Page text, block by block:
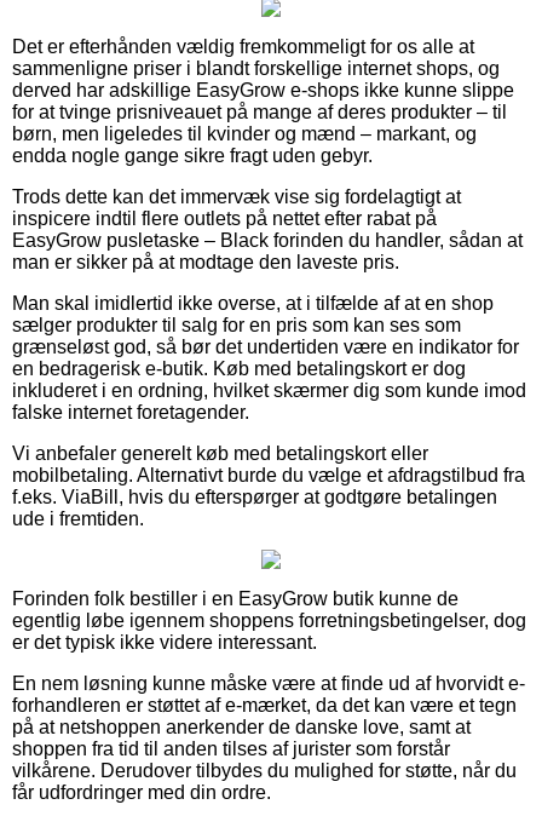
Det er efterhånden vældig fremkommeligt for os alle at
sammenligne priser i blandt forskellige internet shops, og
derved har adskillige EasyGrow e-shops ikke kunne slippe
for at tvinge prisniveauet på mange af deres produkter – til
børn, men ligeledes til kvinder og mænd – markant, og
endda nogle gange sikre fragt uden gebyr.
Trods dette kan det immervæk vise sig fordelagtigt at
inspicere indtil flere outlets på nettet efter rabat på
EasyGrow pusletaske – Black forinden du handler, sådan at
man er sikker på at modtage den laveste pris.
Man skal imidlertid ikke overse, at i tilfælde af at en shop
sælger produkter til salg for en pris som kan ses som
grænseløst god, så bør det undertiden være en indikator for
en bedragerisk e-butik. Køb med betalingskort er dog
inkluderet i en ordning, hvilket skærmer dig som kunde imod
falske internet foretagender.
Vi anbefaler generelt køb med betalingskort eller
mobilbetaling. Alternativt burde du vælge et afdragstilbud fra
f.eks. ViaBill, hvis du efterspørger at godtgøre betalingen
ude i fremtiden.
Forinden folk bestiller i en EasyGrow butik kunne de
egentlig løbe igennem shoppens forretningsbetingelser, dog
er det typisk ikke videre interessant.
En nem løsning kunne måske være at finde ud af hvorvidt e-
forhandleren er støttet af e-mærket, da det kan være et tegn
på at netshoppen anerkender de danske love, samt at
shoppen fra tid til anden tilses af jurister som forstår
vilkårene. Derudover tilbydes du mulighed for støtte, når du
får udfordringer med din ordre.